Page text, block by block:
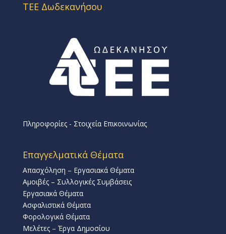
ΤΕΕ Δωδεκανήσου
Πληροφορίες - Στοιχεία Επικοινωνίας
Επαγγελματικά Θέματα
Απασχόληση – Εργασιακά Θέματα
Αμοιβές – Συλλογικές Συμβάσεις
Εργασιακά Θέματα
Ασφαλιστικά Θέματα
Φορολογικά Θέματα
Μελέτες – Έργα Δημοσίου